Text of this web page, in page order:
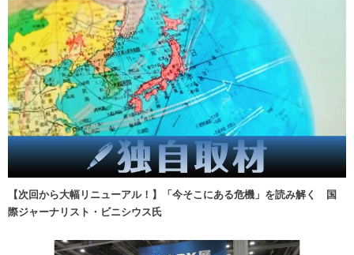
【次回から大幅リニューアル！】「今そこにある危機」を読み解く 国
際ジャーナリスト・ビニシウス氏